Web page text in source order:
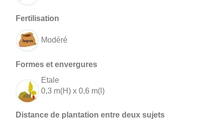
Modéré
Etale
0,3 m(H) x 0,6 m(l)